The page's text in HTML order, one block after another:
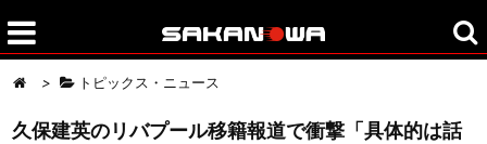
> トピックス・ニュース
久保建英のリバプール移籍報道で衝撃「具体的は話